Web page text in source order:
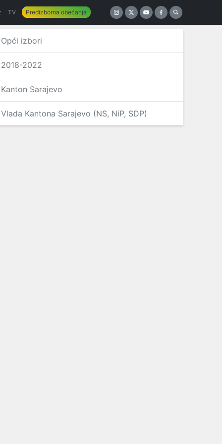
TV Predizborna obećanja
Opći izbori
2018-2022
Kanton Sarajevo
Vlada Kantona Sarajevo (NS, NiP, SDP)